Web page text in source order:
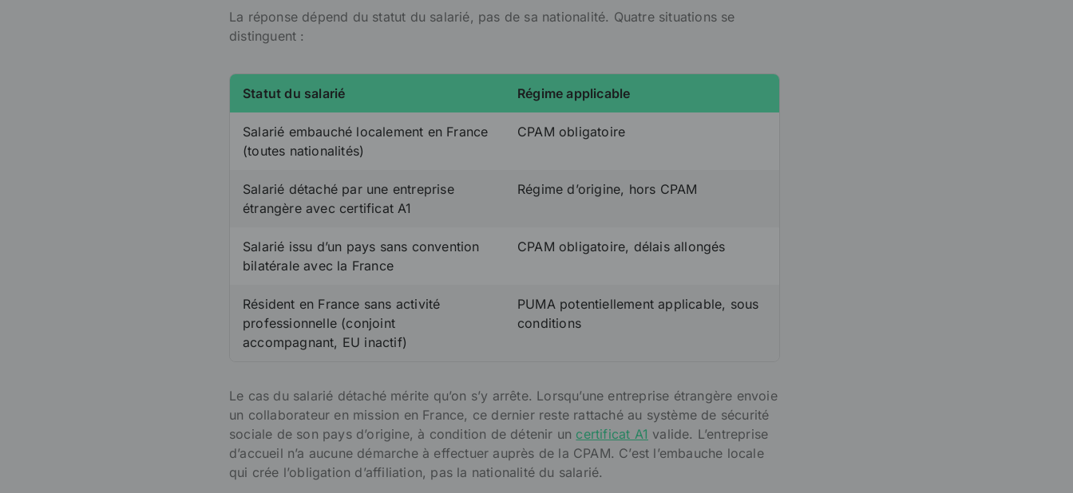
La réponse dépend du statut du salarié, pas de sa nationalité. Quatre situations se
distinguent :
Statut du salarié Régime applicable
Salarié embauché localement en France
(toutes nationalités)
CPAM obligatoire
Salarié détaché par une entreprise
étrangère avec certificat A1
Régime d’origine, hors CPAM
Salarié issu d’un pays sans convention
bilatérale avec la France
CPAM obligatoire, délais allongés
Résident en France sans activité
professionnelle (conjoint
accompagnant, EU inactif)
PUMA potentiellement applicable, sous
conditions
Le cas du salarié détaché mérite qu’on s’y arrête. Lorsqu’une entreprise étrangère envoie
un collaborateur en mission en France, ce dernier reste rattaché au système de sécurité
sociale de son pays d’origine, à condition de détenir un certificat A1 valide. L’entreprise
d’accueil n’a aucune démarche à effectuer auprès de la CPAM. C’est l’embauche locale
qui crée l’obligation d’affiliation, pas la nationalité du salarié.